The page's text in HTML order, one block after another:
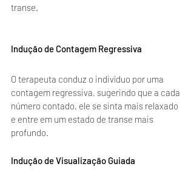
transe.
Indução de Contagem Regressiva
O terapeuta conduz o indivíduo por uma
contagem regressiva, sugerindo que a cada
número contado, ele se sinta mais relaxado
e entre em um estado de transe mais
profundo.
Indução de Visualização Guiada